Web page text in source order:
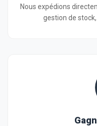
Nous expédions
gestion de